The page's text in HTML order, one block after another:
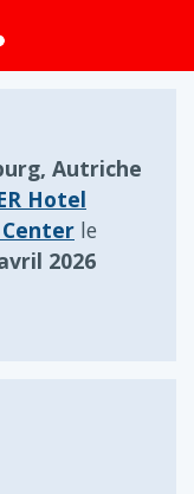
Autriche
Hotel
le
2026